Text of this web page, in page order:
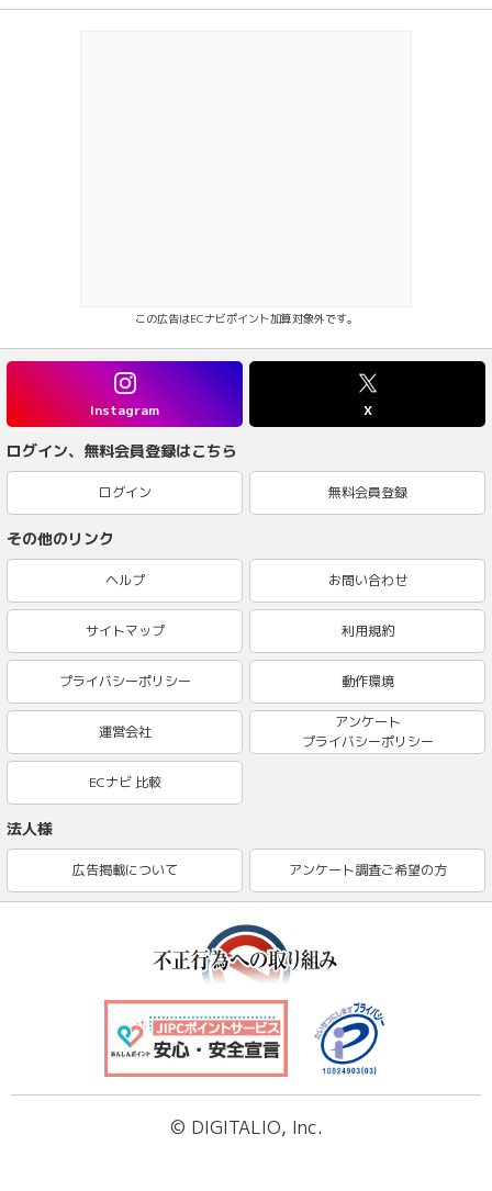
この広告はECナビポイント加算対象外です。
Instagram X
ログイン、無料会員登録はこちら
ログイン 無料会員登録
その他のリンク
ヘルプ お問い合わせ
サイトマップ 利用規約
プライバシーポリシー 動作環境
運営会社
アンケート
プライバシーポリシー
ECナビ 比較
法人様
広告掲載について アンケート調査ご希望の方
© DIGITALIO, Inc.